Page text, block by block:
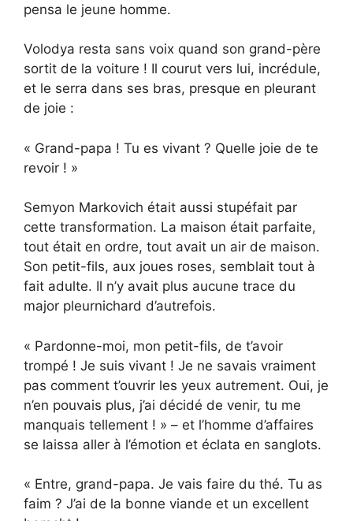
pensa le jeune homme.
Volodya resta sans voix quand son grand-père
sortit de la voiture ! Il courut vers lui, incrédule,
et le serra dans ses bras, presque en pleurant
de joie :
« Grand-papa ! Tu es vivant ? Quelle joie de te
revoir ! »
Semyon Markovich était aussi stupéfait par
cette transformation. La maison était parfaite,
tout était en ordre, tout avait un air de maison.
Son petit-fils, aux joues roses, semblait tout à
fait adulte. Il n’y avait plus aucune trace du
major pleurnichard d’autrefois.
« Pardonne-moi, mon petit-fils, de t’avoir
trompé ! Je suis vivant ! Je ne savais vraiment
pas comment t’ouvrir les yeux autrement. Oui, je
n’en pouvais plus, j’ai décidé de venir, tu me
manquais tellement ! » – et l’homme d’affaires
se laissa aller à l’émotion et éclata en sanglots.
« Entre, grand-papa. Je vais faire du thé. Tu as
faim ? J’ai de la bonne viande et un excellent